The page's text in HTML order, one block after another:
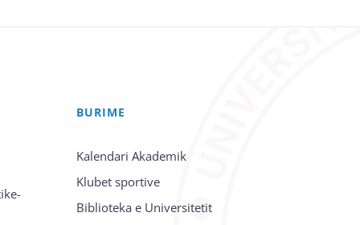
BURIME
Kalendari Akademik
Klubet sportive
Biblioteka e Universitetit